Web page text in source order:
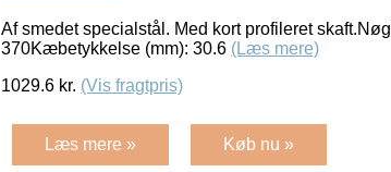
Af smedet specialstål. Med kort profileret
370Kæbetykkelse (mm): 30.6 (Læs mere)
1029.6 kr. (Vis fragtpris)
Læs mere » Køb nu »